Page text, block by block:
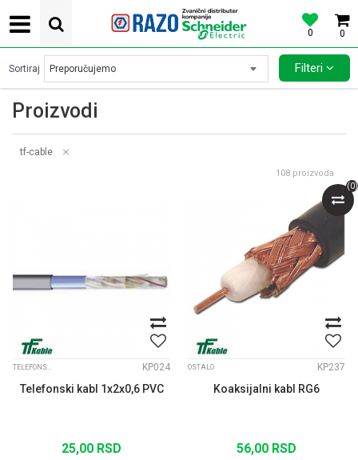
0
0
POVOLJNE CENE AUTOMATSKIH OSIGURACA SCHNEIDER ELECTRIC
(0)
Proizvodi
Sortiraj Filteri
tf-cable
108 proizvoda
TELEFONSKI INSTALACIONI KABLOVI KP024
Telefonski kabl 1x2x0,6 PVC
25,00 RSD
OSTALO KP237
Koaksijalni kabl RG6
56,00 RSD